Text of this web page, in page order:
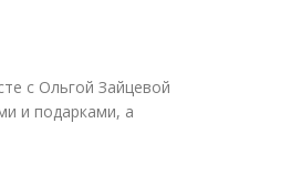
с Ольгой Зайцевой
и подарками, а